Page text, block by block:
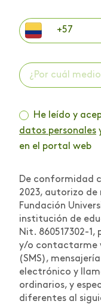
¿Por cuál
He leído y
datos personales
en el portal web
De conformidad
2023, autorizo de
Fundación
institución de
Nit. 860517302-
y/o contactarme
(SMS),
electrónico y
ordinarios, y
diferentes al